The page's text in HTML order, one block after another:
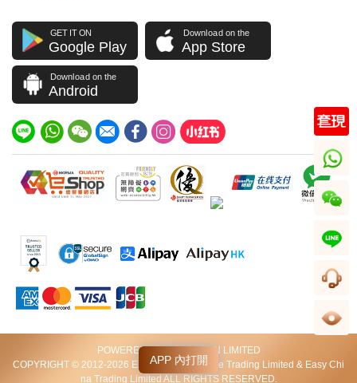
APP 內打開
GET IT ON
Google Play
Download on the
App Store
Download on the
Android
POWERED BY VIP STATION LIMITED
COPYRIGHT © 2012-2026 Excellent World Wide Trading Limited & Easy Chi
na Trading Limited ALL RIGHTS RESERVED.